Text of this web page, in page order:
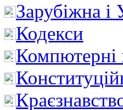
Зарубіжна і
Кодекси
Компютерні